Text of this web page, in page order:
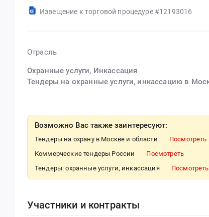
Извещение к торговой процедуре #12193016
Отрасль
Охранные услуги, Инкассация
Тендеры на охранные услуги, инкассацию в
Возможно Вас также заинтересуют:
Тендеры на охрану в Москве и области
Посмотреть
Коммерческие тендеры России
Посмотреть
Тендеры: охранные услуги, инкассация
Посмотреть
Участники и контракты